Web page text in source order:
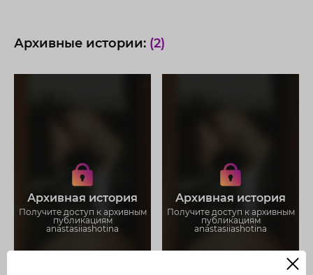
Архивные истории: (2)
Архивная история
Получите доступ к архивным
публикациям
anastasiiashotina
Получите доступ к архивным
историям anastasiiashotina
Не отвлекайтесь на рекламу
Загружайте истории без
ограничений
Архивная история
Получите доступ к архивным
публикациям
anastasiiashotina
Получите доступ к архивным
историям anastasiiashotina
Не отвлекайтесь на рекламу
Загружайте истории без
ограничений